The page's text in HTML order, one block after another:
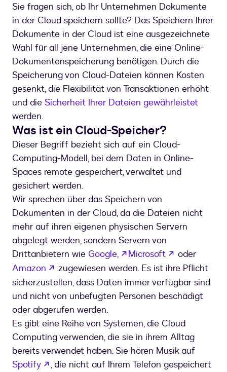
Sie fragen sich, ob Ihr Unternehmen Dokumente
in der Cloud speichern sollte? Das Speichern Ihrer
Dokumente in der Cloud ist eine ausgezeichnete
Wahl für all jene Unternehmen, die eine Online-
Dokumentenspeicherung benötigen. Durch die
Speicherung von Cloud-Dateien können Kosten
gesenkt, die Flexibilität von Transaktionen erhöht
und die Sicherheit Ihrer Dateien gewährleistet
werden.
Was ist ein Cloud-Speicher?
Dieser Begriff bezieht sich auf ein Cloud-
Computing-Modell, bei dem Daten in Online-
Spaces remote gespeichert, verwaltet und
gesichert werden.
Wir sprechen über das Speichern von
Dokumenten in der Cloud, da die Dateien nicht
mehr auf ihren eigenen physischen Servern
abgelegt werden, sondern Servern von
Drittanbietern wie Google, wird in einem neuen
Microsoft wird in
oder
Amazon
wird in einem neuen Tab geöffnet
zugewiesen werden. Es ist ihre Pflicht
sicherzustellen, dass Daten immer verfügbar sind
und nicht von unbefugten Personen beschädigt
oder abgerufen werden.
Es gibt eine Reihe von Systemen, die Cloud
Computing verwenden, die sie in ihrem Alltag
bereits verwendet haben. Sie hören Musik auf
Spotify
wird in einem neuen Tab geöffnet
, die nicht auf Ihrem Telefon gespeichert